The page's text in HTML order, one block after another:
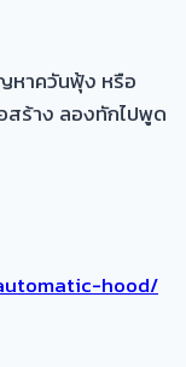
หาควันฟุ้ง หรือ
สร้าง ลองทักไปพูด
hood/